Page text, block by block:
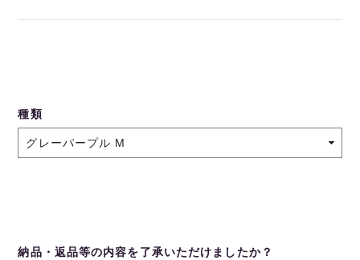
種類
納品・返品等の内容を了承いただけましたか？